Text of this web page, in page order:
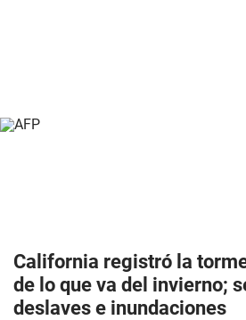
California registró la
de lo que va del invierno;
deslaves e inundaciones